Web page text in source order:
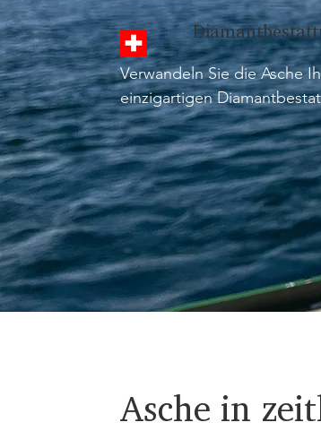
Verwandeln Sie die Asche
einzigartigen
Diamanten. Bewahren Sie
zeitlosen Edelstein, der ihr
Sie ihr Vermächtnis mit
dauerhaften Andenken.
Asche in